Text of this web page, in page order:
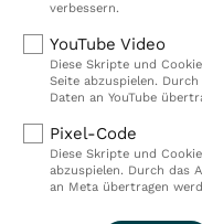
VITREA Deutschland
verbessern.
YouTube Video
Diese Skripte und
Seite abzuspielen.
Daten an YouTube
Pixel-Code
Diese Skripte und
abzuspielen. Durch das
an Meta übertragen